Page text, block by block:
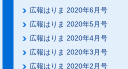
広報はりま 2020年6月号
広報はりま 2020年5月号
広報はりま 2020年4月号
広報はりま 2020年3月号
広報はりま 2020年2月号